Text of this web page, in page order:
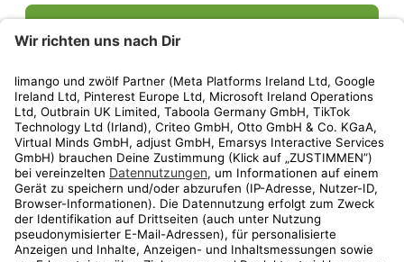
Weiter
Privatsphäre-EinstellungenAGBDatenschutzCompliance
GeschenkgutscheinbedingungenImpressumHelp Center